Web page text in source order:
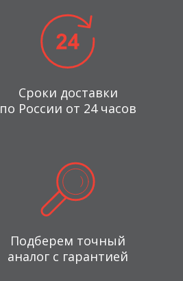
Сроки доставки
по России от 24 часов
Подберем точный
аналог с гарантией